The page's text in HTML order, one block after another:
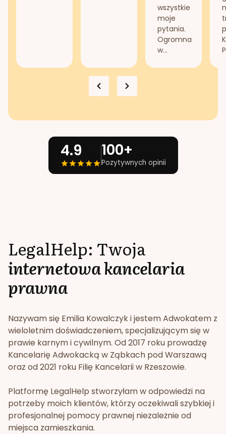
wszystkie
moje
pytania.
Ogromna
w...
4.9 100+
Pozytywnych opinii
LegalHelp: Twoja
internetowa kancelaria
prawna
Nazywam się Emilia Kowalczyk i jestem Adwokatem z
wieloletnim doświadczeniem, specjalizującym się w
prawie karnym i cywilnym. Od 2017 roku prowadzę
Kancelarię Adwokacką w Ząbkach pod Warszawą
oraz od 2021 roku Filię Kancelarii w Rzeszowie.
Platformę LegalHelp stworzyłam w odpowiedzi na
potrzeby moich klientów, którzy oczekiwali szybkiej i
profesjonalnej pomocy prawnej niezależnie od
miejsca zamieszkania.